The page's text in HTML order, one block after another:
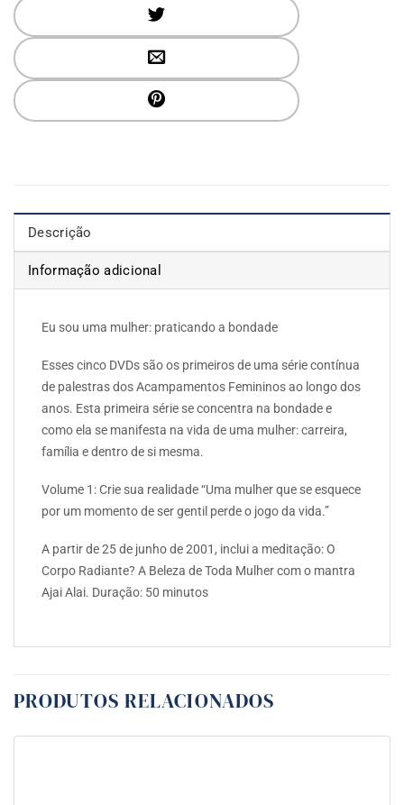
Descrição
Informação adicional
Eu sou uma mulher: praticando a bondade
Esses cinco DVDs são os primeiros de uma série contínua
de palestras dos Acampamentos Femininos ao longo dos
anos. Esta primeira série se concentra na bondade e
como ela se manifesta na vida de uma mulher: carreira,
família e dentro de si mesma.
Volume 1: Crie sua realidade “Uma mulher que se esquece
por um momento de ser gentil perde o jogo da vida.”
A partir de 25 de junho de 2001, inclui a meditação: O
Corpo Radiante? A Beleza de Toda Mulher com o mantra
Ajai Alai. Duração: 50 minutos
PRODUTOS RELACIONADOS